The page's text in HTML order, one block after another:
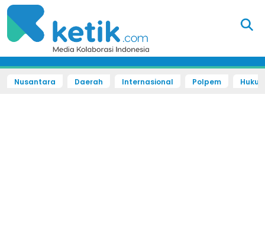
Nusantara Daerah Internasional Polpem